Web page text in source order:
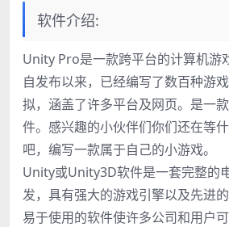
软件介绍:
Unity Pro是一款跨平台的计算机游
自发布以来，已经编写了数百种游
拟，涵盖了许多平台及网页。是一
件。感兴趣的小伙伴们你们还在等
吧，编写一款属于自己的小游戏。
Unity或Unity3D软件是一套完整的
发，具有强大的游戏引擎以及先进的
易于使用的软件使许多公司和用户